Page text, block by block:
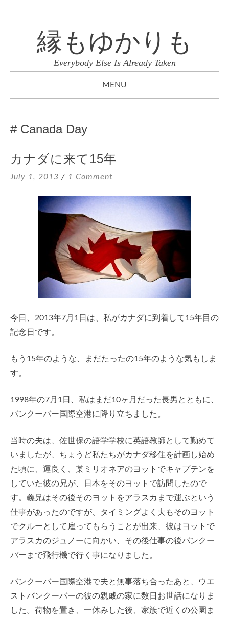
縁もゆかりも
Everybody Else Is Already Taken
MENU
Canada Day
カナダに来て15年
July 1, 2013 1 Comment
今日、2013年7月1日は、私がカナダに到着して15年目の
記念日です。
もう15年のような、まだたったの15年のような気もしま
す。
1998年の7月1日、私はまだ10ヶ月だった長男とともに、
バンクーバー国際空港に降り立ちました。
当時の夫は、佐世保の語学学校に英語教師として勤めて
いましたが、ちょうど私たちがカナダ移住を計画し始め
た頃に、運良く、某ミリオネアのヨットでキャプテンを
していた彼の兄が、日本をそのヨットで訪問したので
す。義兄はその後そのヨットをアラスカまで運ぶという
仕事があったのですが、タイミングよく夫もそのヨット
でクルーとして雇ってもらうことが出来、彼はヨットで
アラスカのジュノーに向かい、その後仕事の後バンクー
バーまで飛行機で行く事になりました。
バンクーバー国際空港で夫と無事落ち合ったあと、ウエ
ストバンクーバーの彼の親戚の家に数日お世話になりま
した。荷物を置き、一休みした後、家族で近くの公園ま